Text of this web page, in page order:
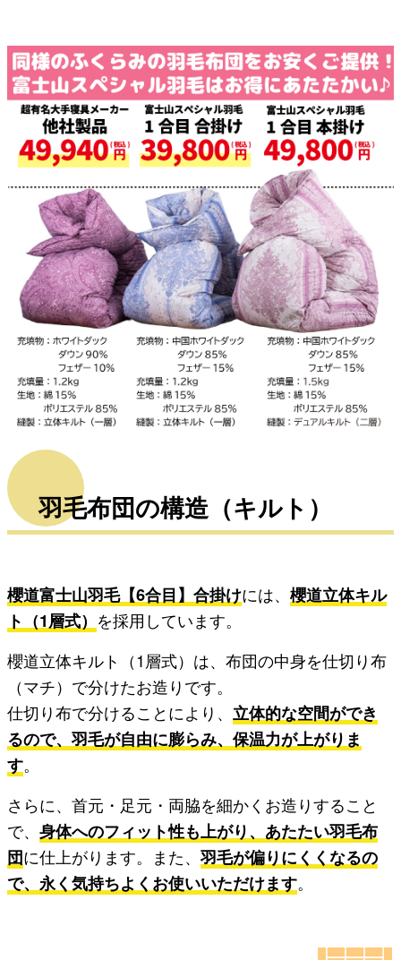
羽毛布団の構造（キルト）
櫻道富士山羽毛【6合目】合掛けには、櫻道立体キル
ト（1層式） を採用しています。
櫻道立体キルト（1層式）は、布団の中身を仕切り布
（マチ）で分けたお造りです。
仕切り布で分けることにより、 立体的な空間ができ
るので、羽毛が自由に膨らみ、保温力が上がりま
す。
さらに、首元・足元・両脇を細かくお造りすること
で、身体へのフィット性も上がり、あたたい羽毛布
団に仕上がります。また、羽毛が偏りにくくなるの
で、永く気持ちよくお使いいただけます。